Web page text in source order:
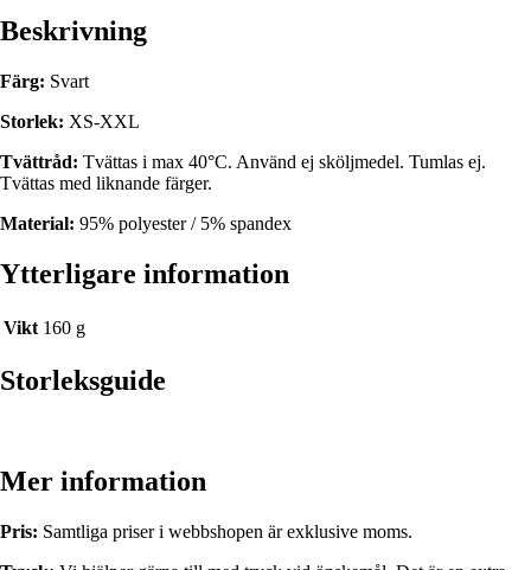
Beskrivning
Färg: Svart
Storlek: XS-XXL
Tvättråd: Tvättas i max 40°C. Använd ej sköljmedel. Tumlas ej.
Tvättas med liknande färger.
Material: 95% polyester / 5% spandex
Ytterligare information
Vikt 160 g
Storleksguide
Mer information
Pris: Samtliga priser i webbshopen är exklusive moms.